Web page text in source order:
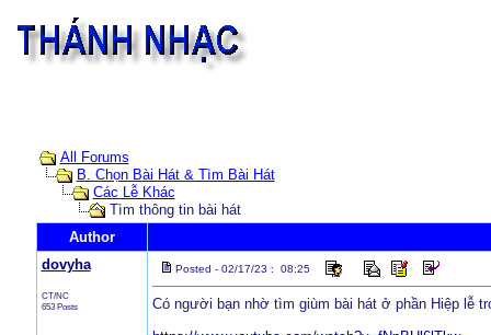
All Forums
B. Chọn Bài Hát & Tìm Bài Hát
Các Lễ Khác
Tìm thông tin bài hát
Author
dovyha
CT/NC
653 Posts
Posted - 02/17/23 : 08:25
Có người bạn nhờ tìm giùm bài hát ở phần Hiệp lễ